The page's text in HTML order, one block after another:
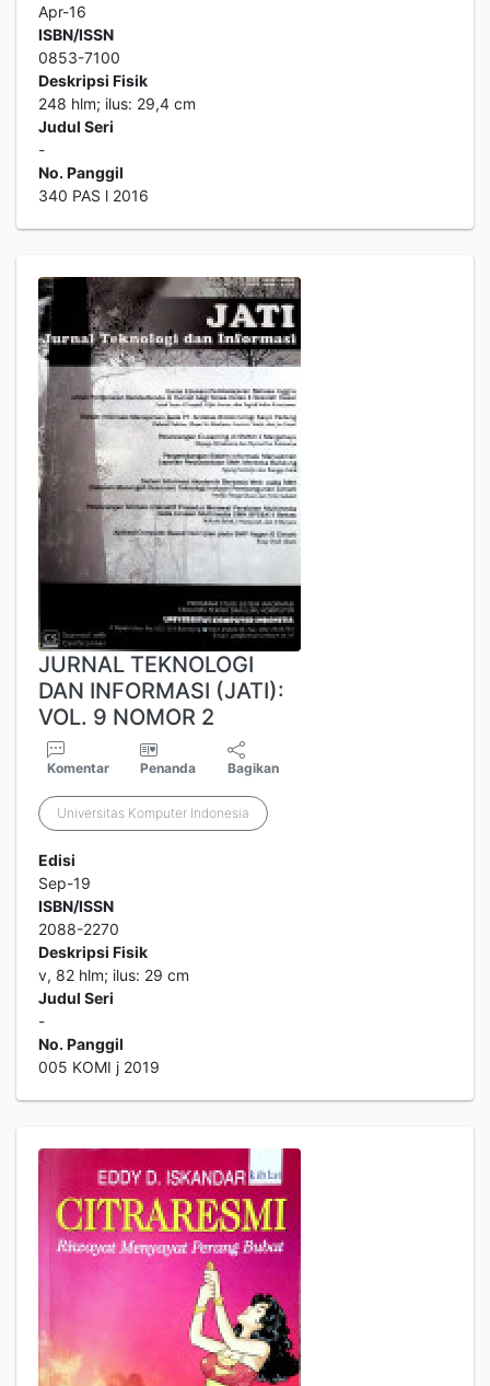
Apr-16
ISBN/ISSN
0853-7100
Deskripsi Fisik
248 hlm; ilus: 29,4 cm
Judul Seri
-
No. Panggil
340 PAS l 2016
JURNAL TEKNOLOGI
DAN INFORMASI (JATI):
VOL. 9 NOMOR 2
Komentar Penanda Bagikan
Universitas Komputer Indonesia
Edisi
Sep-19
ISBN/ISSN
2088-2270
Deskripsi Fisik
v, 82 hlm; ilus: 29 cm
Judul Seri
-
No. Panggil
005 KOMI j 2019